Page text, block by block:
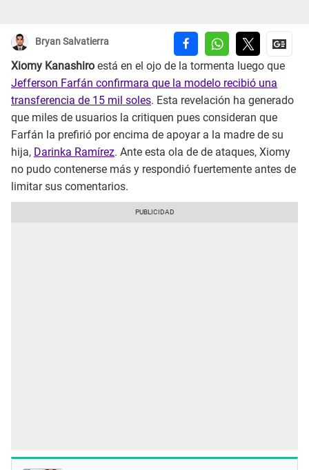
Bryan Salvatierra
Xiomy Kanashiro está en el ojo de la tormenta luego que
Jefferson Farfán confirmara que la modelo recibió una
transferencia de 15 mil soles. Esta revelación ha generado
que miles de usuarios la critiquen pues consideran que
Farfán la prefirió por encima de apoyar a la madre de su
hija, Darinka Ramírez. Ante esta ola de de ataques, Xiomy
no pudo contenerse más y respondió fuertemente antes de
limitar sus comentarios.